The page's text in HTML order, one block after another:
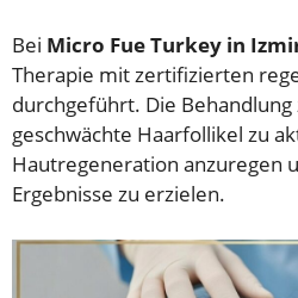
Bei Micro Fue Turkey in
Therapie mit zertifizierten
durchgeführt. Die Behandlung
geschwächte Haarfollikel zu
Hautregeneration anzuregen
Ergebnisse zu erzielen.